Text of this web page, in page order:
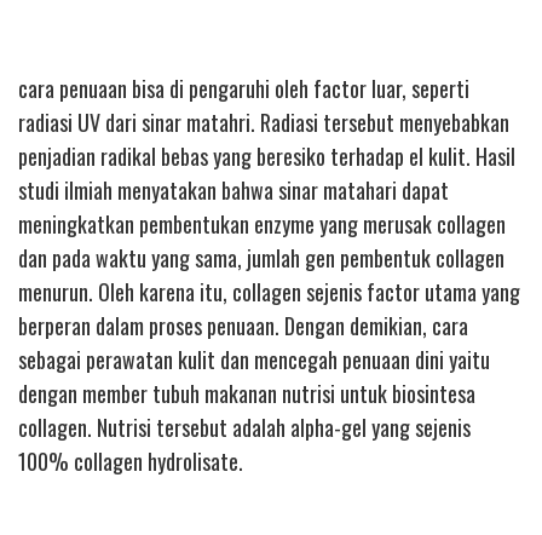
cara penuaan bisa di pengaruhi oleh factor luar, seperti
radiasi UV dari sinar matahri. Radiasi tersebut menyebabkan
penjadian radikal bebas yang beresiko terhadap el kulit. Hasil
studi ilmiah menyatakan bahwa sinar matahari dapat
meningkatkan pembentukan enzyme yang merusak collagen
dan pada waktu yang sama, jumlah gen pembentuk collagen
menurun. Oleh karena itu, collagen sejenis factor utama yang
berperan dalam proses penuaan. Dengan demikian, cara
sebagai perawatan kulit dan mencegah penuaan dini yaitu
dengan member tubuh makanan nutrisi untuk biosintesa
collagen. Nutrisi tersebut adalah alpha-gel yang sejenis
100% collagen hydrolisate.